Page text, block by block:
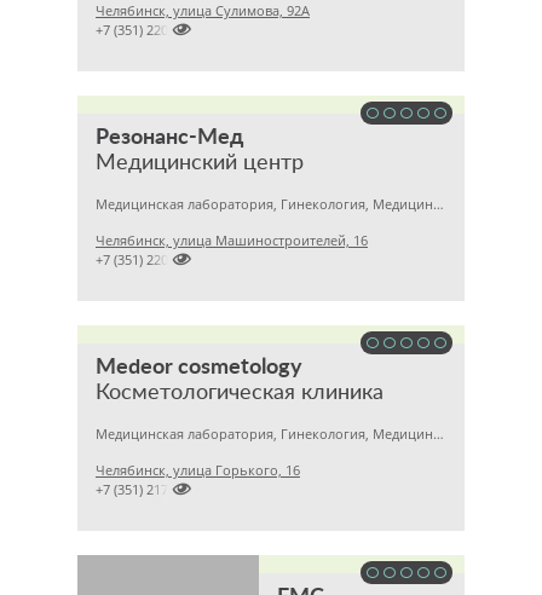
Челябинск, улица Сулимова, 92А

+7 (351) 2201843
Резонанс-Мед
Медицинский центр
Медицинская лаборатория, Гинекология, Медицинский центр
Челябинск, улица Машиностроителей, 16

+7 (351) 2201031
Medeor cosmetology
Косметологическая клиника
Медицинская лаборатория, Гинекология, Медицинский центр
Челябинск, улица Горького, 16

+7 (351) 2170122